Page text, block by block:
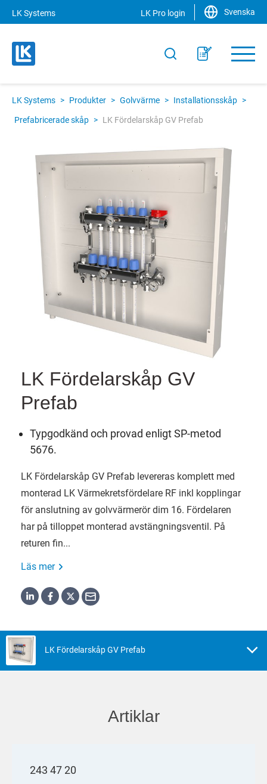
LK Systems LK Pro login Svenska
LK Systems > Produkter > Golvvärme > Installationsskåp >
Prefabricerade skåp > LK Fördelarskåp GV Prefab
LK Fördelarskåp GV
Prefab
Typgodkänd och provad enligt SP-metod
5676.
LK Fördelarskåp GV Prefab levereras komplett med
monterad LK Värmekretsfördelare RF inkl kopplingar
för anslutning av golvvärmerör dim 16. Fördelaren
har på tilloppet monterad avstängningsventil. På
returen fin...
Läs mer
LK Fördelarskåp GV Prefab
Artiklar
243 47 20